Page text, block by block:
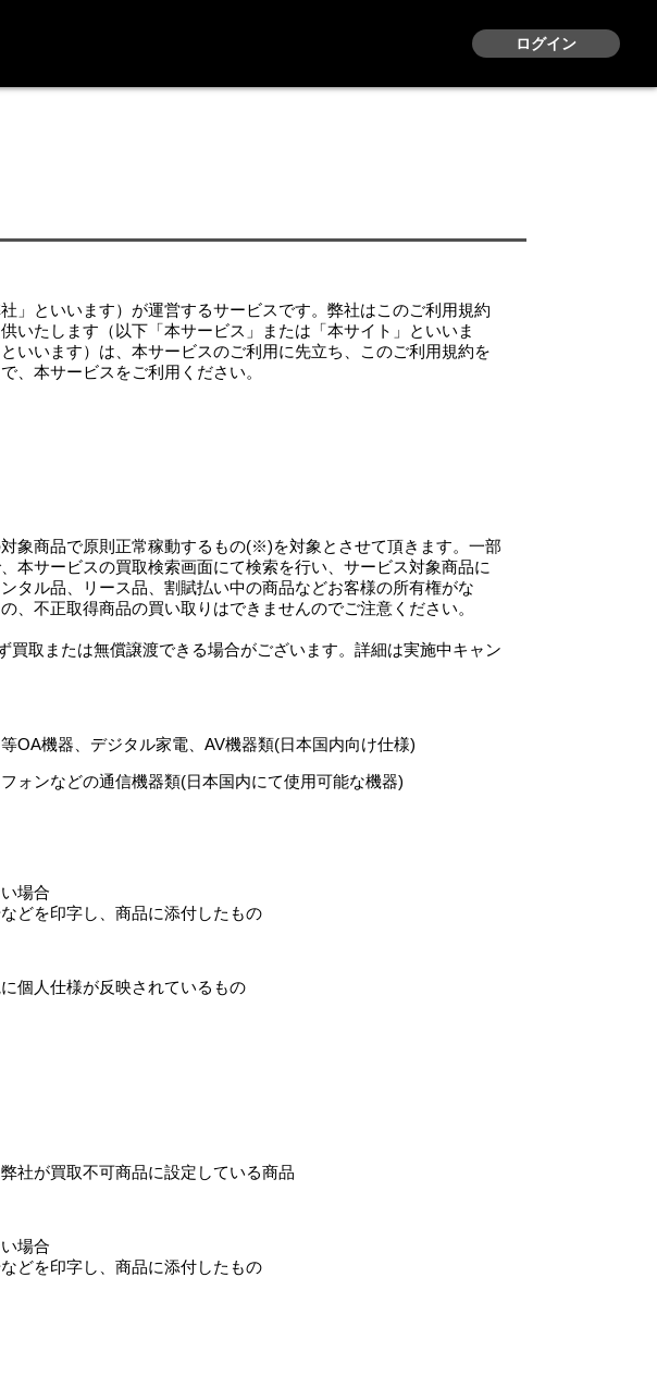
ログイン
」といいます）が運営するサービスです。弊社はこのご利用規約
いたします（以下「本サービス」または「本サイト」といいま
いいます）は、本サービスのご利用に先立ち、このご利用規約を
、本サービスをご利用ください。
象商品で原則正常稼動するもの(※)を対象とさせて頂きます。一部
本サービスの買取検索画面にて検索を行い、サービス対象商品に
タル品、リース品、割賦払い中の商品などお客様の所有権がな
、不正取得商品の買い取りはできませんのでご注意ください。
取または無償譲渡できる場合がございます。詳細は実施中キャン
OA機器、デジタル家電、AV機器類(日本国内向け仕様)
ォンなどの通信機器類(日本国内にて使用可能な機器)
場合
どを印字し、商品に添付したもの
個人仕様が反映されているもの
社が買取不可商品に設定している商品
場合
どを印字し、商品に添付したもの